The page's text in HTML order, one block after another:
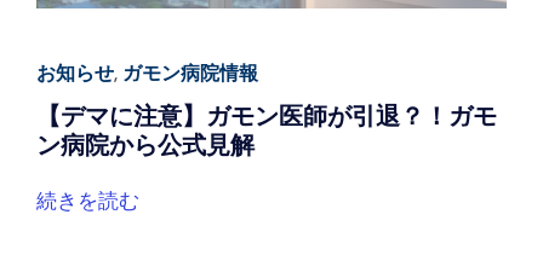
お知らせ, ガモン病院情報
【デマに注意】ガモン医師が引退？！ガモ
ン病院から公式見解
続きを読む